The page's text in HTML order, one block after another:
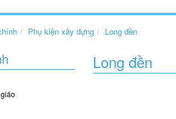
Phụ kiện xây dựng Long đền
Long đền